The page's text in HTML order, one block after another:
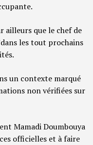
ailleurs que le chef de
les tout prochains
un contexte marqué
non vérifiées sur
Mamadi Doumbouya
officielles et à faire